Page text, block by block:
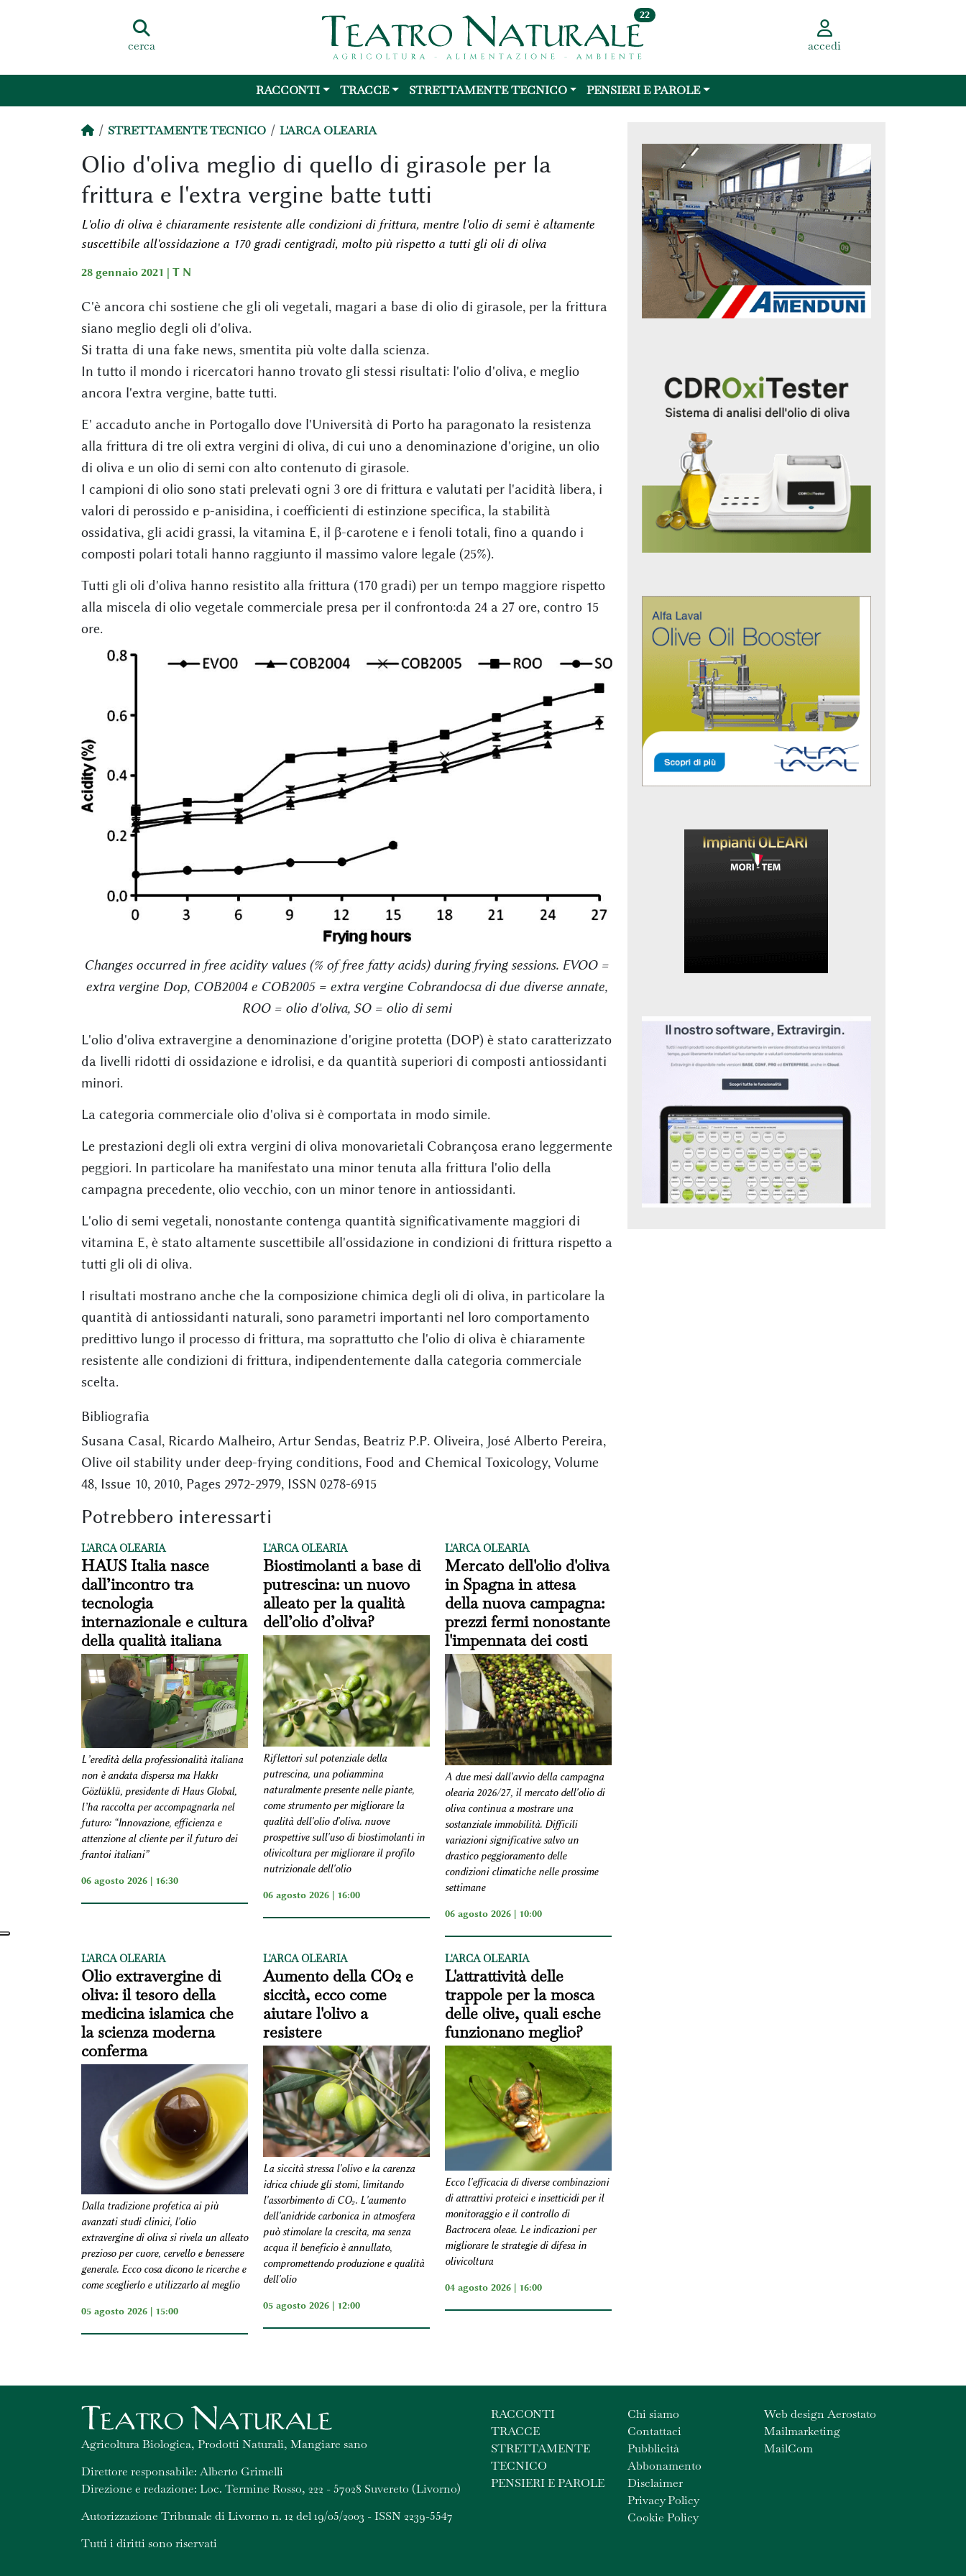
cerca
22
accedi
RACCONTI TRACCE STRETTAMENTE TECNICO PENSIERI E PAROLE
STRETTAMENTE TECNICO L'ARCA OLEARIA
Olio d'oliva meglio di quello di girasole per la
frittura e l'extra vergine batte tutti
L'olio di oliva è chiaramente resistente alle condizioni di frittura, mentre l'olio di semi è altamente
suscettibile all'ossidazione a 170 gradi centigradi, molto più rispetto a tutti gli oli di oliva
28 gennaio 2021 | T N
C'è ancora chi sostiene che gli oli vegetali, magari a base di olio di girasole, per la frittura
siano meglio degli oli d'oliva.
Si tratta di una fake news, smentita più volte dalla scienza.
In tutto il mondo i ricercatori hanno trovato gli stessi risultati: l'olio d'oliva, e meglio
ancora l'extra vergine, batte tutti.
E' accaduto anche in Portogallo dove l'Università di Porto ha paragonato la resistenza
alla frittura di tre oli extra vergini di oliva, di cui uno a denominazione d'origine, un olio
di oliva e un olio di semi con alto contenuto di girasole.
I campioni di olio sono stati prelevati ogni 3 ore di frittura e valutati per l'acidità libera, i
valori di perossido e p-anisidina, i coefficienti di estinzione specifica, la stabilità
ossidativa, gli acidi grassi, la vitamina E, il β-carotene e i fenoli totali, fino a quando i
composti polari totali hanno raggiunto il massimo valore legale (25%).
Tutti gli oli d'oliva hanno resistito alla frittura (170 gradi) per un tempo maggiore rispetto
alla miscela di olio vegetale commerciale presa per il confronto:da 24 a 27 ore, contro 15
ore.
Changes occurred in free acidity values (% of free fatty acids) during frying sessions. EVOO =
extra vergine Dop, COB2004 e COB2005 = extra vergine Cobrandocsa di due diverse annate,
ROO = olio d'oliva, SO = olio di semi
L'olio d'oliva extravergine a denominazione d'origine protetta (DOP) è stato caratterizzato
da livelli ridotti di ossidazione e idrolisi, e da quantità superiori di composti antiossidanti
minori.
La categoria commerciale olio d'oliva si è comportata in modo simile.
Le prestazioni degli oli extra vergini di oliva monovarietali Cobrançosa erano leggermente
peggiori. In particolare ha manifestato una minor tenuta alla frittura l'olio della
campagna precedente, olio vecchio, con un minor tenore in antiossidanti.
L'olio di semi vegetali, nonostante contenga quantità significativamente maggiori di
vitamina E, è stato altamente suscettibile all'ossidazione in condizioni di frittura rispetto a
tutti gli oli di oliva.
I risultati mostrano anche che la composizione chimica degli oli di oliva, in particolare la
quantità di antiossidanti naturali, sono parametri importanti nel loro comportamento
predittivo lungo il processo di frittura, ma soprattutto che l'olio di oliva è chiaramente
resistente alle condizioni di frittura, indipendentemente dalla categoria commerciale
scelta.
Bibliografia
Susana Casal, Ricardo Malheiro, Artur Sendas, Beatriz P.P. Oliveira, José Alberto Pereira,
Olive oil stability under deep-frying conditions, Food and Chemical Toxicology, Volume
48, Issue 10, 2010, Pages 2972-2979, ISSN 0278-6915
Potrebbero interessarti
L'ARCA OLEARIA
HAUS Italia nasce
dall’incontro tra
tecnologia
internazionale e cultura
della qualità italiana
L’eredità della professionalità italiana
non è andata dispersa ma Hakkı
Gözlüklü, presidente di Haus Global,
l’ha raccolta per accompagnarla nel
futuro: “Innovazione, efficienza e
attenzione al cliente per il futuro dei
frantoi italiani”
06 agosto 2026 | 16:30
L'ARCA OLEARIA
Biostimolanti a base di
putrescina: un nuovo
alleato per la qualità
dell’olio d’oliva?
Riflettori sul potenziale della
putrescina, una poliammina
naturalmente presente nelle piante,
come strumento per migliorare la
qualità dell'olio d'oliva. nuove
prospettive sull'uso di biostimolanti in
olivicoltura per migliorare il profilo
nutrizionale dell'olio
06 agosto 2026 | 16:00
L'ARCA OLEARIA
Mercato dell'olio d'oliva
in Spagna in attesa
della nuova campagna:
prezzi fermi nonostante
l'impennata dei costi
A due mesi dall'avvio della campagna
olearia 2026/27, il mercato dell'olio di
oliva continua a mostrare una
sostanziale immobilità. Difficili
variazioni significative salvo un
drastico peggioramento delle
condizioni climatiche nelle prossime
settimane
06 agosto 2026 | 10:00
L'ARCA OLEARIA
Olio extravergine di
oliva: il tesoro della
medicina islamica che
la scienza moderna
conferma
Dalla tradizione profetica ai più
avanzati studi clinici, l'olio
extravergine di oliva si rivela un alleato
prezioso per cuore, cervello e benessere
generale. Ecco cosa dicono le ricerche e
come sceglierlo e utilizzarlo al meglio
05 agosto 2026 | 15:00
L'ARCA OLEARIA
Aumento della CO2 e
siccità, ecco come
aiutare l'olivo a
resistere
La siccità stressa l'olivo e la carenza
idrica chiude gli stomi, limitando
l'assorbimento di CO₂. L'aumento
dell'anidride carbonica in atmosfera
può stimolare la crescita, ma senza
acqua il beneficio è annullato,
compromettendo produzione e qualità
dell'olio
05 agosto 2026 | 12:00
L'ARCA OLEARIA
L'attrattività delle
trappole per la mosca
delle olive, quali esche
funzionano meglio?
Ecco l'efficacia di diverse combinazioni
di attrattivi proteici e insetticidi per il
monitoraggio e il controllo di
Bactrocera oleae. Le indicazioni per
migliorare le strategie di difesa in
olivicoltura
04 agosto 2026 | 16:00
Agricoltura Biologica, Prodotti Naturali, Mangiare sano
Direttore responsabile: Alberto Grimelli
Direzione e redazione: Loc. Termine Rosso, 222 - 57028 Suvereto (Livorno)
Autorizzazione Tribunale di Livorno n. 12 del 19/05/2003 - ISSN 2239-5547
Tutti i diritti sono riservati
RACCONTI
TRACCE
STRETTAMENTE
TECNICO
PENSIERI E PAROLE
Chi siamo
Contattaci
Pubblicità
Abbonamento
Disclaimer
Privacy Policy
Cookie Policy
Web design Aerostato
Mailmarketing
MailCom